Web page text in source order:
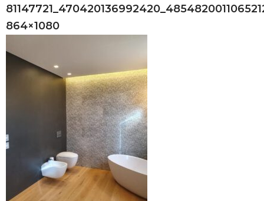
864×1080